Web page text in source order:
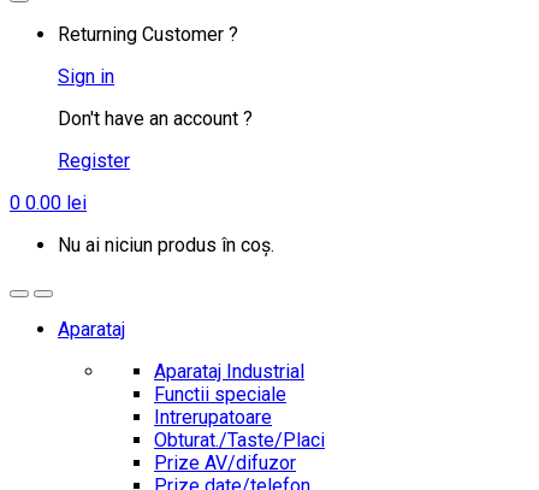
Returning Customer ?
Sign in
Don't have an account ?
Register
0 0.00 lei
Nu ai niciun produs în coș.
Aparataj
Aparataj Industrial
Functii speciale
Intrerupatoare
Obturat./Taste/Placi
Prize AV/difuzor